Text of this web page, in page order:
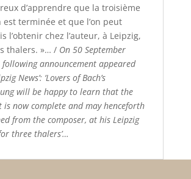
d’apprendre que la troisième
est terminée et que l’on peut
l’obtenir chez l’auteur, à Leipzig,
thalers. »… / On 50 September
following announcement appeared
News’: ‘Lovers of Bach’s
will be happy to learn that the
now complete and may henceforth
from the composer, at his Leipzig
three thalers’…